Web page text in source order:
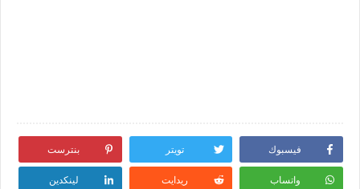
فيسبوك تويتر بنترست
واتساب ريدايت لينكدين